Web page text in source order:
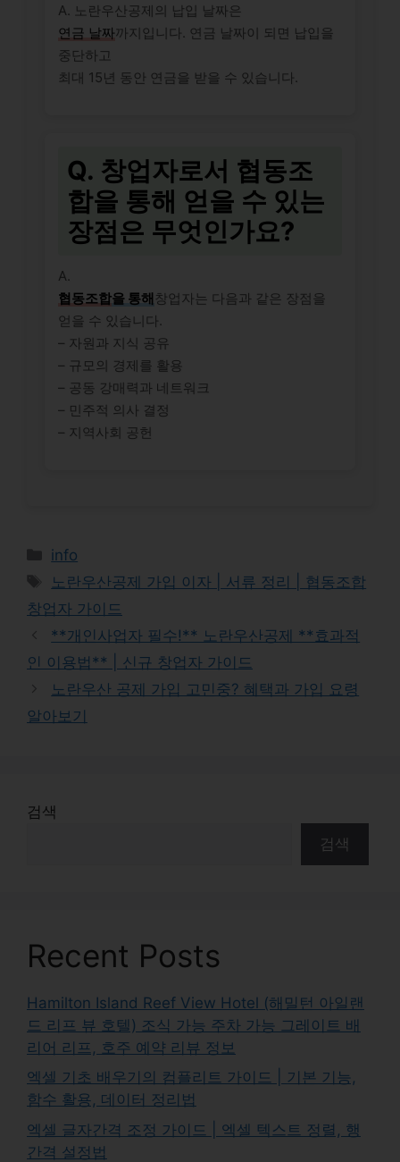
A. 노란우산공제의 납입 날짜은
연금 날짜까지입니다. 연금 날짜이 되면 납입을
중단하고
최대 15년 동안 연금을 받을 수 있습니다.
Q. 창업자로서 협동조
합을 통해 얻을 수 있는
장점은 무엇인가요?
A.
협동조합을 통해 창업자는 다음과 같은 장점을
얻을 수 있습니다.
– 자원과 지식 공유
– 규모의 경제를 활용
– 공동 강매력과 네트워크
– 민주적 의사 결정
– 지역사회 공헌
Categories
info
Tags
노란우산공제 가입 이자 | 서류 정리 | 협동조합
창업자 가이드
**개인사업자 필수!** 노란우산공제 **효과적
인 이용법** | 신규 창업자 가이드
노란우산 공제 가입 고민중? 혜택과 가입 요령
알아보기
검색
검색
Recent Posts
Hamilton Island Reef View Hotel (해밀턴 아일랜
드 리프 뷰 호텔) 조식 가능 주차 가능 그레이트 배
리어 리프, 호주 예약 리뷰 정보
엑셀 기초 배우기의 컴플리트 가이드 | 기본 기능,
함수 활용, 데이터 정리법
엑셀 글자간격 조정 가이드 | 엑셀 텍스트 정렬, 행
간격 설정법